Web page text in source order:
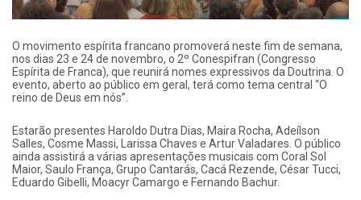
O movimento espírita francano promoverá neste fim de semana,
nos dias 23 e 24 de novembro, o 2º Conespifran (Congresso
Espírita de Franca), que reunirá nomes expressivos da Doutrina. O
evento, aberto ao público em geral, terá como tema central “O
reino de Deus em nós”.
Estarão presentes Haroldo Dutra Dias, Maira Rocha, Adeílson
Salles, Cosme Massi, Larissa Chaves e Artur Valadares. O público
ainda assistirá a várias apresentações musicais com Coral Sol
Maior, Saulo França, Grupo Cantarás, Cacá Rezende, César Tucci,
Eduardo Gibelli, Moacyr Camargo e Fernando Bachur.